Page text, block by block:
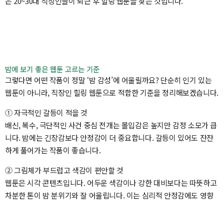
밤에 보기 좋은 웹툰 고르는 기준
그렇다면 어떤 작품이 정말 ‘밤 감성’에 어울릴까요? 단순히 인기 있는
웹툰이 아니라, 직장인 힐링 웹툰으로 적합한 기준을 정리해보겠습니다.
① 자극적인 갈등이 적을 것
배신, 복수, 극단적인 사건 중심 전개는 몰입감은 높지만 감정 소모가 큽
니다. 밤에는 긴장감보다 안정감이 더 중요합니다. 갈등이 있어도 잔잔
하게 풀어가는 작품이 좋습니다.
② 그림체가 부드럽고 색감이 편안할 것
웹툰은 시각 콘텐츠입니다. 어두운 색감이나 강한 대비보다는 따뜻하고
차분한 톤이 밤 분위기와 잘 어울립니다. 이는 심리적 안정감에도 영향